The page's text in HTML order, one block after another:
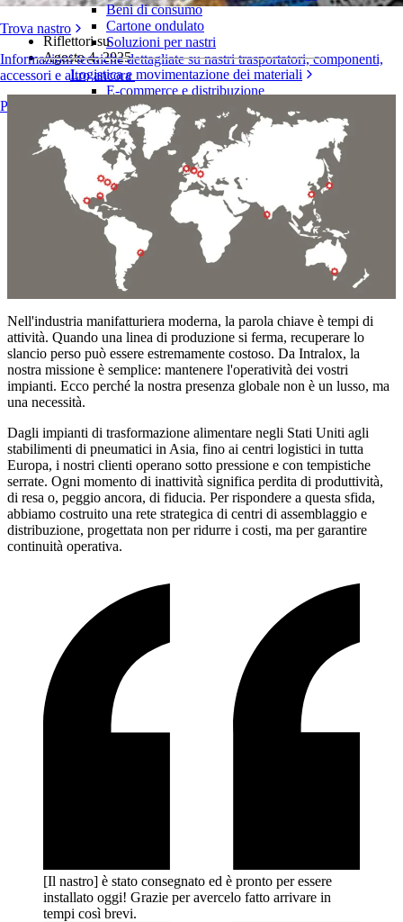
Trova nastro
Informazioni tecniche dettagliate su nastri trasportatori, componenti,
accessori e altro ancora
Panoramica dei prodotti
Beni di consumo
Cartone ondulato
Soluzioni per nastri
Logistica e movimentazione dei materiali
E-commerce e distribuzione
Posta e pacchi
Pneumatici e industria automobilistica
Pneumatici
Industria automobilistica
Batterie EV
Industriale
Panoramica dei settori
Riflettori su
Agosto 4, 2025
Nell'industria manifatturiera moderna, la parola chiave è tempi di
attività. Quando una linea di produzione si ferma, recuperare lo
slancio perso può essere estremamente costoso. Da Intralox, la
nostra missione è semplice: mantenere l'operatività dei vostri
impianti. Ecco perché la nostra presenza globale non è un lusso, ma
una necessità.
Dagli impianti di trasformazione alimentare negli Stati Uniti agli
stabilimenti di pneumatici in Asia, fino ai centri logistici in tutta
Europa, i nostri clienti operano sotto pressione e con tempistiche
serrate. Ogni momento di inattività significa perdita di produttività,
di resa o, peggio ancora, di fiducia. Per rispondere a questa sfida,
abbiamo costruito una rete strategica di centri di assemblaggio e
distribuzione, progettata non per ridurre i costi, ma per garantire
continuità operativa.
[Il nastro] è stato consegnato ed è pronto per essere
installato oggi! Grazie per avercelo fatto arrivare in
tempi così brevi.